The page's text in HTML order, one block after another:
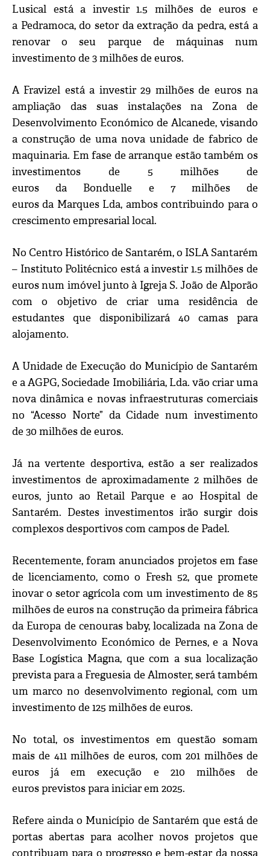
Lusical está a investir 1.5 milhões de euros e
a Pedramoca, do setor da extração da pedra, está a
renovar o seu parque de máquinas num
investimento de 3 milhões de euros.
A Fravizel está a investir 29 milhões de euros na
ampliação das suas instalações na Zona de
Desenvolvimento Económico de Alcanede, visando
a construção de uma nova unidade de fabrico de
maquinaria. Em fase de arranque estão também os
investimentos de 5 milhões de
euros da Bonduelle e 7 milhões de
euros da Marques Lda, ambos contribuindo para o
crescimento empresarial local.
No Centro Histórico de Santarém, o ISLA Santarém
– Instituto Politécnico está a investir 1.5 milhões de
euros num imóvel junto à Igreja S. João de Alporão
com o objetivo de criar uma residência de
estudantes que disponibilizará 40 camas para
alojamento.
A Unidade de Execução do Município de Santarém
e a AGPG, Sociedade Imobiliária, Lda. vão criar uma
nova dinâmica e novas infraestruturas comerciais
no “Acesso Norte” da Cidade num investimento
de 30 milhões de euros.
Já na vertente desportiva, estão a ser realizados
investimentos de aproximadamente 2 milhões de
euros, junto ao Retail Parque e ao Hospital de
Santarém. Destes investimentos irão surgir dois
complexos desportivos com campos de Padel.
Recentemente, foram anunciados projetos em fase
de licenciamento, como o Fresh 52, que promete
inovar o setor agrícola com um investimento de 85
milhões de euros na construção da primeira fábrica
da Europa de cenouras baby, localizada na Zona de
Desenvolvimento Económico de Pernes, e a Nova
Base Logística Magna, que com a sua localização
prevista para a Freguesia de Almoster, será também
um marco no desenvolvimento regional, com um
investimento de 125 milhões de euros.
No total, os investimentos em questão somam
mais de 411 milhões de euros, com 201 milhões de
euros já em execução e 210 milhões de
euros previstos para iniciar em 2025.
Refere ainda o Município de Santarém que está de
portas abertas para acolher novos projetos que
contribuam para o progresso e bem-estar da nossa